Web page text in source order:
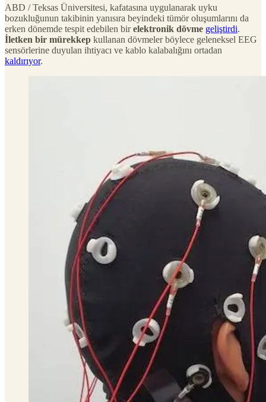
ABD / Teksas Üniversitesi, kafatasına uygulanarak uyku
bozukluğunun takibinin yanısıra beyindeki tümör oluşumlarını da
erken dönemde tespit edebilen birelektronik dövme geliştirdi.
İletken bir mürekkep kullanan dövmeler böylece geleneksel EEG
sensörlerine duyulan ihtiyacı ve kablo kalabalığını ortadan
kaldırıyor.